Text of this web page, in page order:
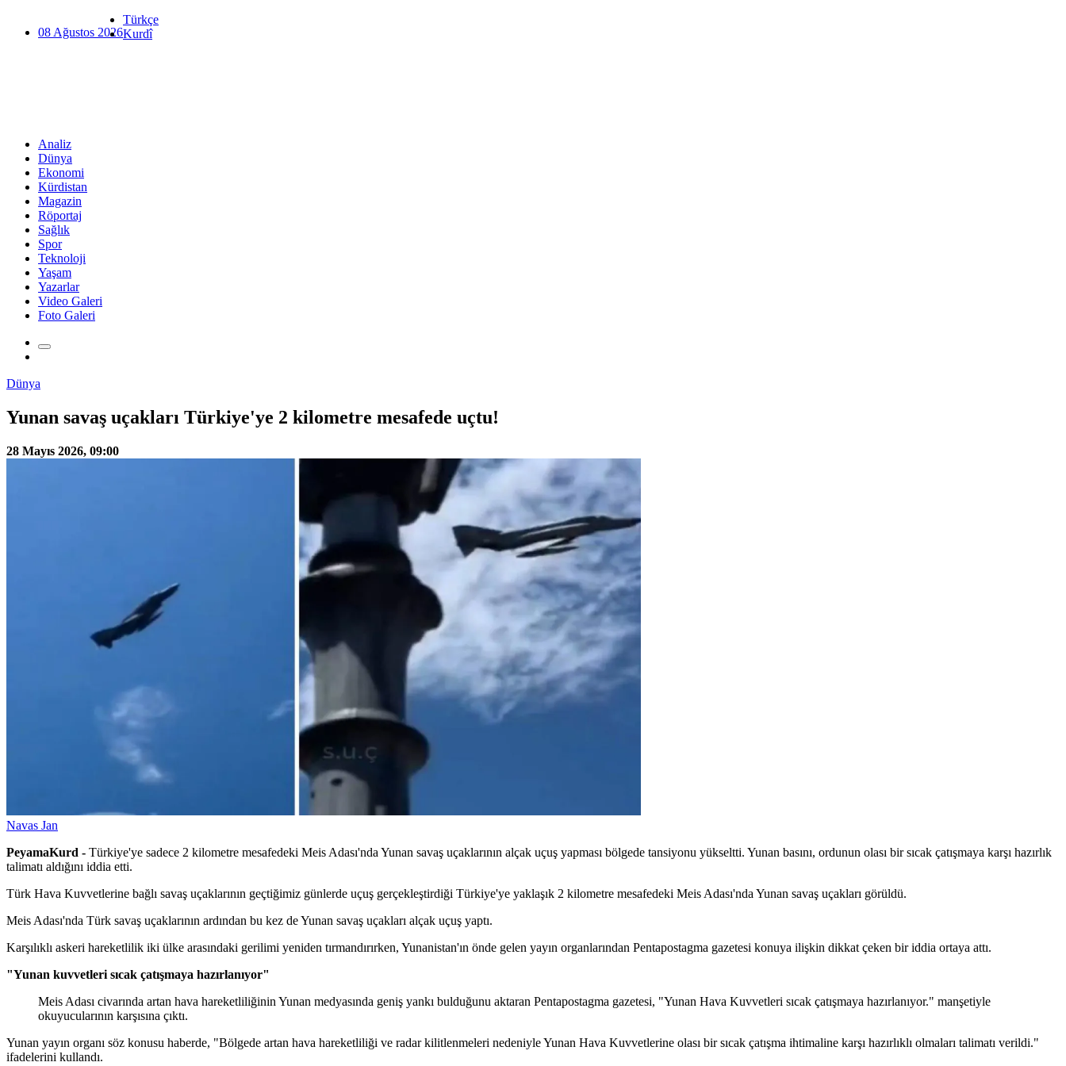
08 Ağustos 2026
Türkçe
Kurdî
Analiz
Dünya
Ekonomi
Kürdistan
Magazin
Röportaj
Sağlık
Spor
Teknoloji
Yaşam
Yazarlar
Video Galeri
Foto Galeri
Dünya
Yunan savaş uçakları Türkiye'ye 2 kilometre mesafede uçtu!
28 Mayıs 2026, 09:00
Navas Jan
PeyamaKurd - Türkiye'ye sadece 2 kilometre mesafedeki Meis Adası'nda Yunan savaş uçaklarının alçak uçuş yapması bölgede tansiyonu yükseltti. Yunan basını, ordunun olası bir sıcak çatışmaya karşı hazırlık
talimatı aldığını iddia etti.
Türk Hava Kuvvetlerine bağlı savaş uçaklarının geçtiğimiz günlerde uçuş gerçekleştirdiği Türkiye'ye yaklaşık 2 kilometre mesafedeki Meis Adası'nda Yunan savaş uçakları görüldü.
Meis Adası'nda Türk savaş uçaklarının ardından bu kez de Yunan savaş uçakları alçak uçuş yaptı.
Karşılıklı askeri hareketlilik iki ülke arasındaki gerilimi yeniden tırmandırırken, Yunanistan'ın önde gelen yayın organlarından Pentapostagma gazetesi konuya ilişkin dikkat çeken bir iddia ortaya attı.
"Yunan kuvvetleri sıcak çatışmaya hazırlanıyor"
Meis Adası civarında artan hava hareketliliğinin Yunan medyasında geniş yankı bulduğunu aktaran Pentapostagma gazetesi, "Yunan Hava Kuvvetleri sıcak çatışmaya hazırlanıyor." manşetiyle
okuyucularının karşısına çıktı.
Yunan yayın organı söz konusu haberde, "Bölgede artan hava hareketliliği ve radar kilitlenmeleri nedeniyle Yunan Hava Kuvvetlerine olası bir sıcak çatışma ihtimaline karşı hazırlıklı olmaları talimatı verildi."
ifadelerini kullandı.